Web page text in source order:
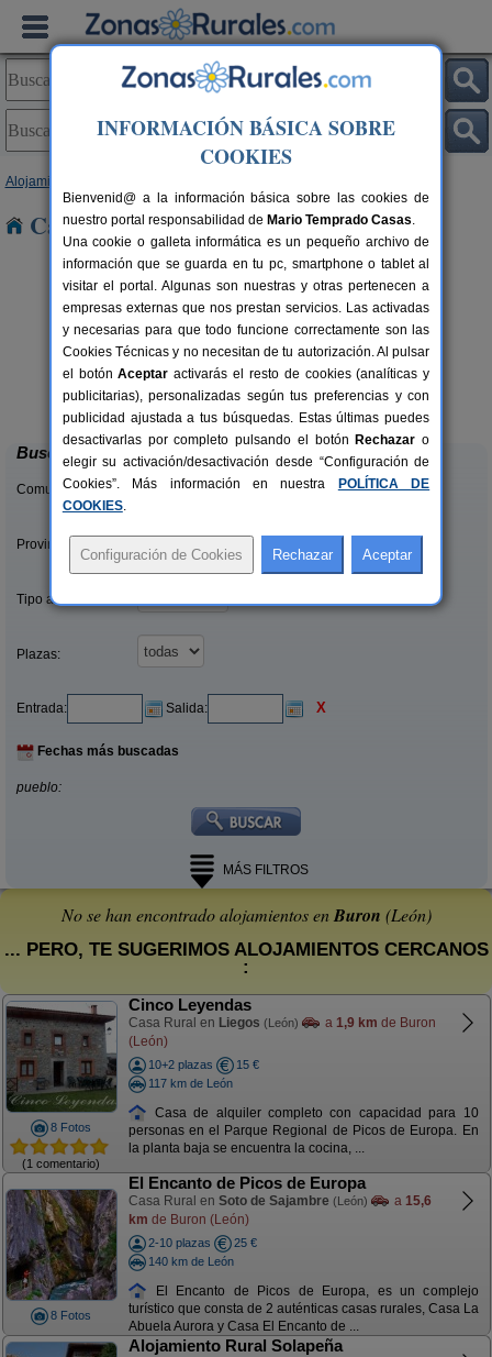
Alojamientos
Casas Rurales cerca de Buron
8+1 pers.
desde27 €
Complejo Rural Aguas Frías
La Omañuela (León)
Buscar
Comunidades:
Provincias/Islas:
Tipo alquiler:
Plazas:
Entrada: Salida: X
Fechas más buscadas
pueblo:
MÁS FILTROS
No se han encontrado alojamientos enBuron (León)
... PERO, TE SUGERIMOS ALOJAMIENTOS CERCANOS
:
8 Fotos
(1 comentario)
Cinco Leyendas
Casa Rural en Liegos (León) a 1,9 km de Buron
(León)
10+2 plazas
15 €
117 km de León
Casa de alquiler completo con capacidad para 10
personas en el Parque Regional de Picos de Europa. En
la planta baja se encuentra la cocina, ...
8 Fotos
El Encanto de Picos de Europa
Casa Rural en Soto de Sajambre (León) a 15,6
km de Buron (León)
2-10 plazas
25 €
140 km de León
El Encanto de Picos de Europa, es un complejo
turístico que consta de 2 auténticas casas rurales, Casa La
Abuela Aurora y Casa El Encanto de ...
Alojamiento Rural Solapeña
INFORMACIÓN BÁSICA SOBRE
COOKIES
Bienvenid@ a la información básica sobre las cookies de
nuestro portal responsabilidad de Mario Temprado Casas.
Una cookie o galleta informática es un pequeño archivo de
información que se guarda en tu pc, smartphone o tablet al
visitar el portal. Algunas son nuestras y otras pertenecen a
empresas externas que nos prestan servicios. Las activadas
y necesarias para que todo funcione correctamente son las
Cookies Técnicas y no necesitan de tu autorización. Al pulsar
el botónAceptar activarás el resto de cookies (analíticas y
publicitarias), personalizadas según tus preferencias y con
publicidad ajustada a tus búsquedas. Estas últimas puedes
desactivarlas por completo pulsando el botón Rechazar o
elegir su activación/desactivación desde “Configuración de
Cookies”. Más información en nuestra
POLÍTICA DE
COOKIES.